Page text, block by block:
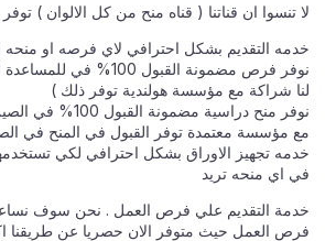
لا تنسوا ان قناتنا ( قناه منح من كل الالوان )
خدمه التقديم بشكل احترافي لاي فرصه او منحه
نوفر فرص مضمونة القبول
لنا شراكة مع مؤسسة هولندية توفر ذلك )
نوفر منح دراسية
مع مؤسسة معتمدة توفر القبول في المنح في
خدمه تجهيز الاوراق بشكل احترافي لكي
في اي منحه تريد
خدمة التقديم علي فرص العمل . نحن سوف